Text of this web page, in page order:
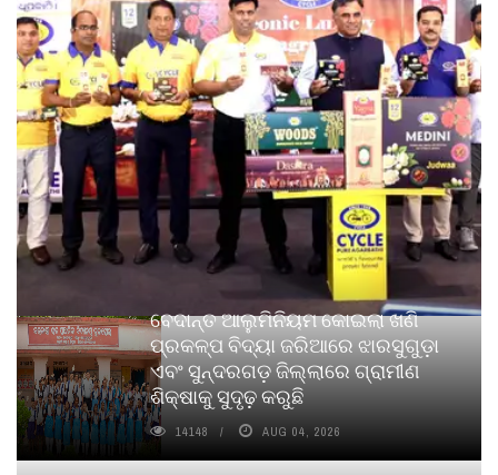
ବେଦାନ୍ତ ଆଲୁମିନିୟମ କୋଇଲା ଖଣି
ପ୍ରକଳ୍ପ ବିଦ୍ୟା ଜରିଆରେ ଝାରସୁଗୁଡ଼ା
ଏବଂ ସୁନ୍ଦରଗଡ଼ ଜିଲ୍ଲାରେ ଗ୍ରାମୀଣ
ଶିକ୍ଷାକୁ ସୁଦୃଢ଼ କରୁଛି
14148 AUG 04, 2026